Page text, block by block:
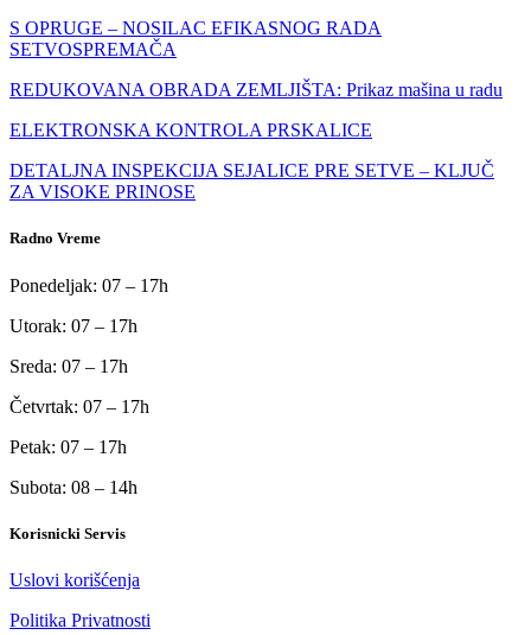
S OPRUGE – NOSILAC EFIKASNOG RADA
SETVOSPREMAČA
REDUKOVANA OBRADA ZEMLJIŠTA: Prikaz mašina u radu
ELEKTRONSKA KONTROLA PRSKALICE
DETALJNA INSPEKCIJA SEJALICE PRE SETVE – KLJUČ
ZA VISOKE PRINOSE
Radno Vreme
Ponedeljak: 07 – 17h
Utorak: 07 – 17h
Sreda: 07 – 17h
Četvrtak: 07 – 17h
Petak: 07 – 17h
Subota: 08 – 14h
Korisnicki Servis
Uslovi korišćenja
Politika Privatnosti